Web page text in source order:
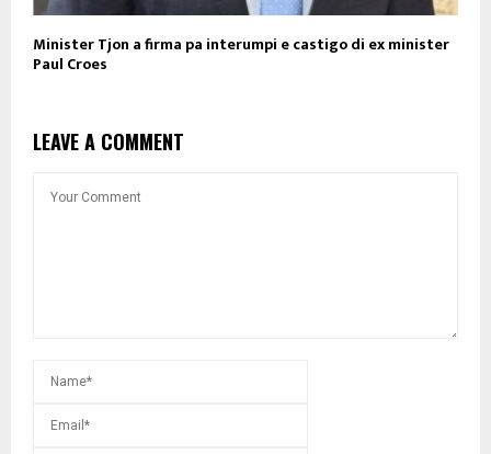
Minister Tjon a firma pa interumpi e castigo di ex minister
Paul Croes
LEAVE A COMMENT